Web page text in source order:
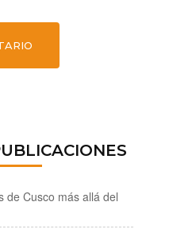
de Cusco más allá del